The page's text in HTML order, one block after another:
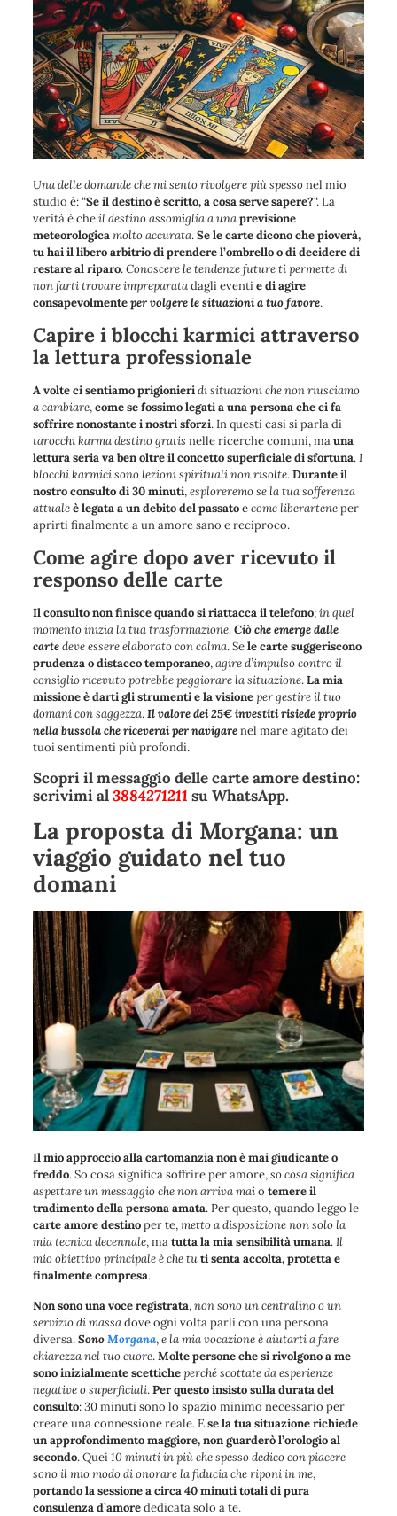
Una delle domande che mi sento rivolgere più spessonel mio
studio è: “Se il destino è scritto, a cosa serve sapere?“. La
verità è cheil destino assomiglia a unaprevisione
meteorologicamolto accurata.Se le carte dicono che pioverà,
tu hai il libero arbitrio di prendere l’ombrello o di decidere di
restare al riparo.Conoscere le tendenze future ti permette di
non farti trovare impreparatadagli eventie di agire
consapevolmenteper volgere le situazioni a tuo favore.
Capire i blocchi karmici attraverso
la lettura professionale
A volte ci sentiamo prigionieridi situazioni che non riusciamo
a cambiare,come se fossimo legati a una persona che ci fa
soffrire nonostante i nostri sforzi. In questi casi si parla di
tarocchi karma destino gratis nelle ricerche comuni, mauna
lettura seria va ben oltre il concetto superficiale di sfortuna.I
blocchi karmici sono lezioni spirituali non risolte.Durante il
nostroconsulto di 30 minuti,esploreremo se la tua sofferenza
attualeè legata a un debito del passatoecome liberarteneper
aprirti finalmente a un amore sano e reciproco.
Come agire dopo aver ricevuto il
responso delle carte
Il consulto non finisce quando si riattacca il telefono;in quel
momento inizia la tua trasformazione.Ciò che emerge dalle
cartedeve essere elaborato con calma. Sele carte suggeriscono
prudenza o distacco temporaneo,agire d’impulso contro il
consiglio ricevuto potrebbe peggiorare la situazione.La mia
missione è darti gli strumenti e la visioneper gestire il tuo
domani con saggezza.Il valore dei 25€ investiti risiede proprio
nella bussola che riceverai per navigarenel mare agitato dei
tuoi sentimenti più profondi.
Scopri il messaggio delle carte amore destino:
scrivimi al3884271211 su WhatsApp.
La proposta di Morgana: un
viaggio guidato nel tuo
domani
Il mio approccio alla cartomanzia non è mai giudicante o
freddo. So cosa significa soffrire per amore,so cosa significa
aspettare un messaggio che non arriva maio temere il
tradimento della persona amata. Per questo, quando leggo le
carte amore destinoper te,metto a disposizione non solo la
mia tecnica decennale, matutta la mia sensibilità umana.Il
mio obiettivo principale è che tuti senta accolta, protetta e
finalmente compresa.
Non sono una voce registrata,non sono un centralino o un
servizio di massadove ogni volta parli con una persona
diversa.SonoMorgana,e la mia vocazione è aiutarti a fare
chiarezza nel tuo cuore.Molte persone che si rivolgono a me
sono inizialmente scetticheperché scottate da esperienze
negative o superficiali.Per questo insisto sulla durata del
consulto: 30 minuti sono lo spazio minimo necessario per
creare una connessione reale. Ese la tua situazione richiede
un approfondimento maggiore, non guarderò l’orologio al
secondo. Quei10 minuti in più che spesso dedico con piacere
sono il mio modo di onorare la fiducia che riponi in me,
portando la sessione a circa 40 minuti totali di pura
consulenza d’amorededicata solo a te.